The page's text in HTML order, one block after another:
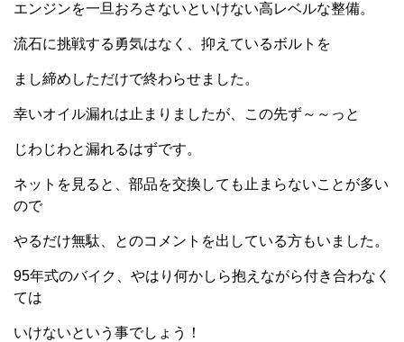
エンジンを一旦おろさないといけない高レベルな整備。
流石に挑戦する勇気はなく、抑えているボルトを
まし締めしただけで終わらせました。
幸いオイル漏れは止まりましたが、この先ず～～っと
じわじわと漏れるはずです。
ネットを見ると、部品を交換しても止まらないことが多い
ので
やるだけ無駄、とのコメントを出している方もいました。
95年式のバイク、やはり何かしら抱えながら付き合わなく
ては
いけないという事でしょう！